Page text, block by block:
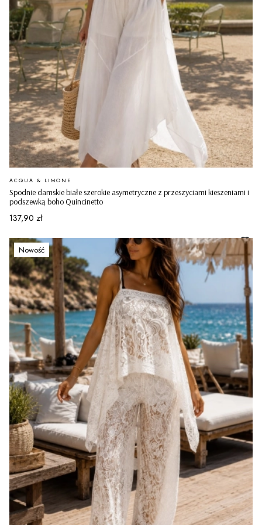
Spodnie damskie białe szerokie asymetryczne z przeszyciami kieszeniami i
podszewką boho Quincinetto
PRODUCENT
ACQUA & LIMONE
Cena
137,90 zł
Nowość